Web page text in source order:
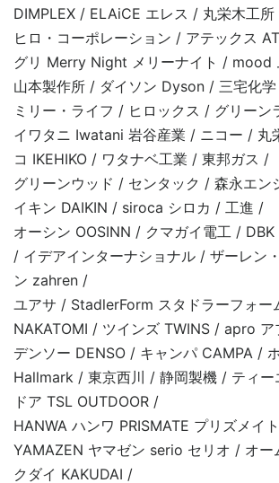
DIMPLEX / ELAiCE エレス / 丸栄木工
ヒロ・コーポレーション / アテックス
グリ Merry Night メリーナイト / mood
山本製作所 / ダイソン Dyson / 三宅化
ミリー・ライフ / ヒロックス / グリーン
イワタニ Iwatani 岩谷産業 / ニコー / 丸
コ IKEHIKO / ワタナベ工業 / 東邦ガス /
グリーンウッド / センタック / 森永エン
イキン DAIKIN / siroca シロカ / 工進 /
オーシン OOSINN / クマガイ電工 / DBK
/ イデアインターナショナル / ザーレン
ン zahren /
ユアサ / StadlerForm スタドラーフォー
NAKATOMI / ツインズ TWINS / apro
デンソー DENSO / キャンパ CAMPA /
Hallmark / 東京西川 / 静岡製機 / ティー
ドア TSL OUTDOOR /
HANWA ハンワ PRISMATE プリズメイ
YAMAZEN ヤマゼン serio セリオ / オー
クダイ KAKUDAI /